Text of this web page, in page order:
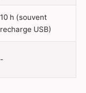
10 h (souvent
recharge USB)
-